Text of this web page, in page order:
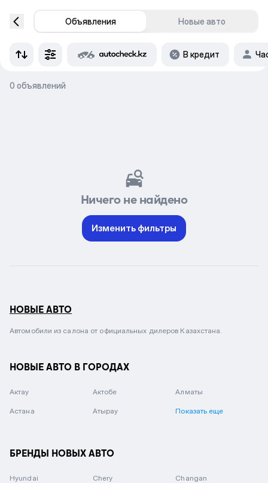
Объявления Новые авто
В кредит
0 объявлений
Ничего не найдено
Изменить фильтры
НОВЫЕ АВТО
Автомобили из салона от официальных дилеров Казахстана.
НОВЫЕ АВТО В ГОРОДАХ
Актау Актобе Алматы
Астана Атырау Показать еще
БРЕНДЫ НОВЫХ АВТО
Hyundai Chery Changan